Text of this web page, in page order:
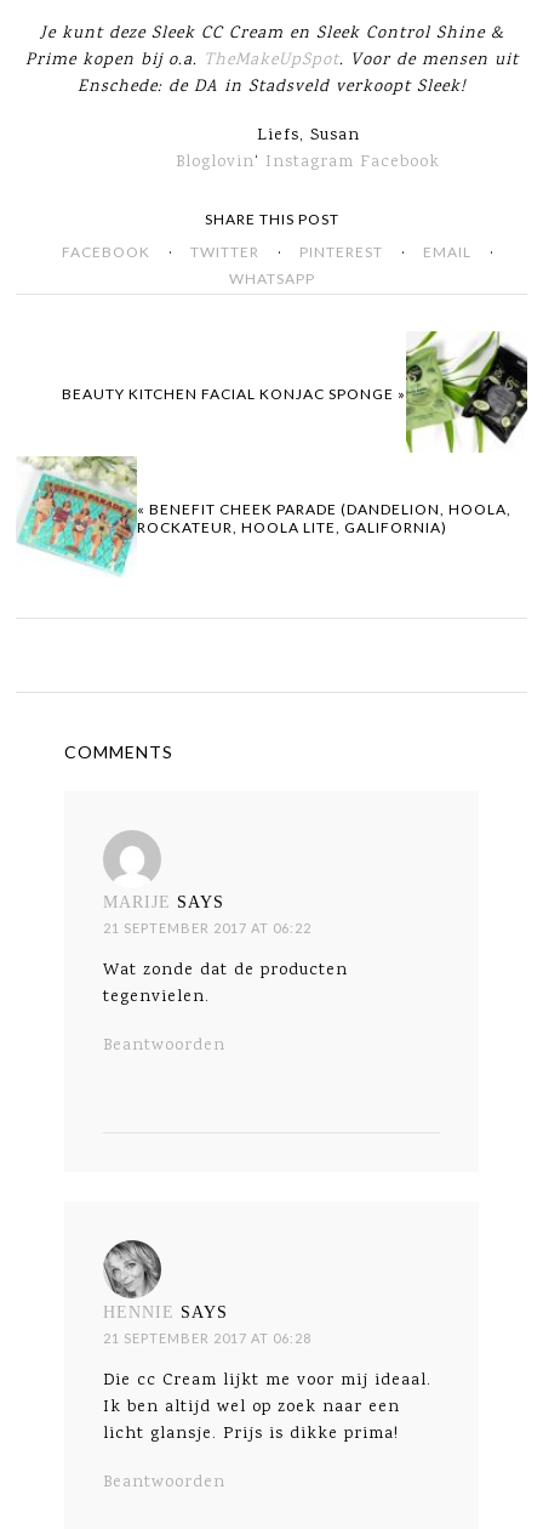
Je kunt deze Sleek CC Cream en Sleek Control Shine &
Prime kopen bij o.a. TheMakeUpSpot. Voor de mensen uit
Enschede: de DA in Stadsveld verkoopt Sleek!
Liefs, Susan
Bloglovin‘ Instagram Facebook
SHARE THIS POST
FACEBOOK
· TWITTER · PINTEREST · EMAIL ·
WHATSAPP
BEAUTY KITCHEN FACIAL KONJAC SPONGE »
« BENEFIT CHEEK PARADE (DANDELION, HOOLA,
ROCKATEUR, HOOLA LITE, GALIFORNIA)
COMMENTS
MARIJE SAYS
21 SEPTEMBER 2017 AT 06:22
Wat zonde dat de producten
tegenvielen.
Beantwoorden
HENNIE SAYS
21 SEPTEMBER 2017 AT 06:28
Die cc Cream lijkt me voor mij ideaal.
Ik ben altijd wel op zoek naar een
licht glansje. Prijs is dikke prima!
Beantwoorden